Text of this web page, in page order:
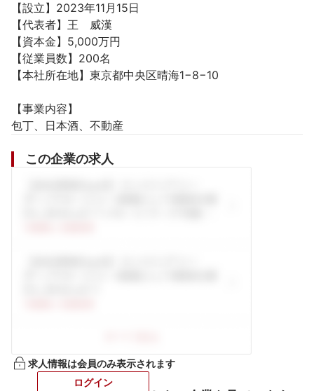
【設立】2023年11月15日
【代表者】王　威漢
【資本金】5,000万円
【従業員数】200名
【本社所在地】東京都中央区晴海1−8−10
【事業内容】
包丁、日本酒、不動産
この企業の求人
求人情報は会員のみ表示されます
ログイン